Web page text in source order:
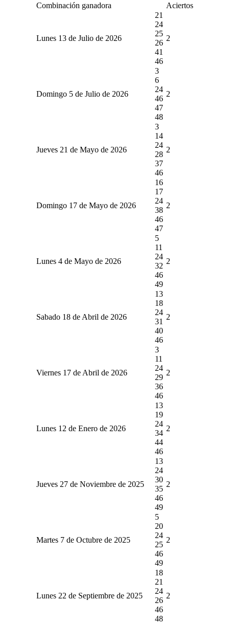
Combinación ganadora Aciertos
Lunes 13 de Julio de 2026
21
24
25
26
41
46
2
Domingo 5 de Julio de 2026
3
6
24
46
47
48
2
Jueves 21 de Mayo de 2026
3
14
24
28
37
46
2
Domingo 17 de Mayo de 2026
16
17
24
38
46
47
2
Lunes 4 de Mayo de 2026
5
11
24
32
46
49
2
Sabado 18 de Abril de 2026
13
18
24
31
40
46
2
Viernes 17 de Abril de 2026
3
11
24
29
36
46
2
Lunes 12 de Enero de 2026
13
19
24
34
44
46
2
Jueves 27 de Noviembre de 2025
13
24
30
35
46
49
2
Martes 7 de Octubre de 2025
5
20
24
25
46
49
2
Lunes 22 de Septiembre de 2025
18
21
24
26
46
48
2